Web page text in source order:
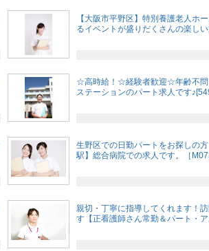
【大阪市平野区】特別養護老人ホ
るイベントが盛りだくさんの楽し
☆高時給！☆経験者歓迎☆年齢不
ステーションのパート求人です
生野区での日勤パートをお探しの
駅】総合病院での求人です。［
親切・丁寧に指導してくれます！
す【正看護師さん常勤＆パート・